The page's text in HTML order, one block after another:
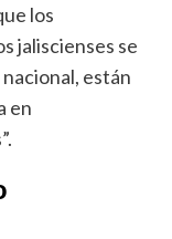
los
jaliscienses se
están
en